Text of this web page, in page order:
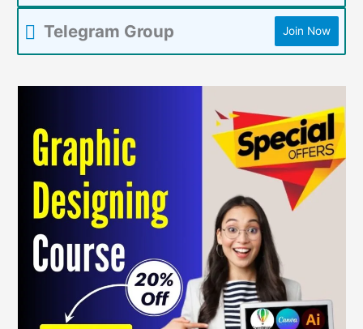
Telegram Group Join Now